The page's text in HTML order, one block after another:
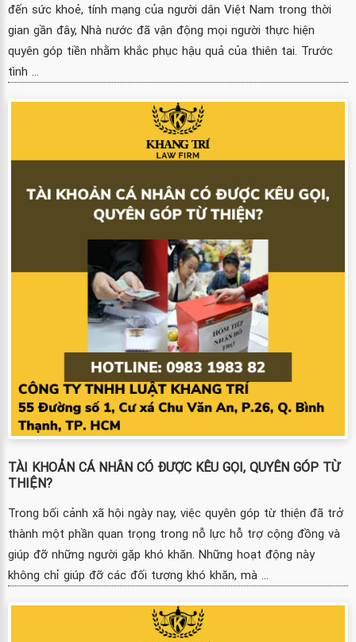
đến sức khoẻ, tính mạng của người dân Việt Nam trong thời
gian gần đây, Nhà nước đã vận động mọi người thực hiện
quyên góp tiền nhằm khắc phục hậu quả của thiên tai. Trước
tình ...
TÀI KHOẢN CÁ NHÂN CÓ ĐƯỢC KÊU GỌI, QUYÊN GÓP TỪ
THIỆN?
Trong bối cảnh xã hội ngày nay, việc quyên góp từ thiện đã trở
thành một phần quan trọng trong nỗ lực hỗ trợ cộng đồng và
giúp đỡ những người gặp khó khăn. Những hoạt động này
không chỉ giúp đỡ các đối tượng khó khăn, mà ...